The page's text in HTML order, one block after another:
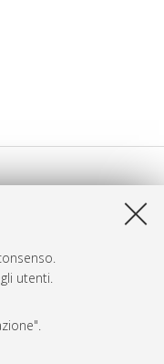
utenti.